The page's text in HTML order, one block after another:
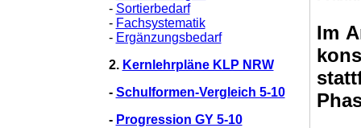
- Sortierbedarf
- Fachsystematik
- Ergänzungsbedarf
2. Kernlehrpläne KLP NRW
- Schulformen-Vergleich 5-10
- Progression GY 5-10
Im